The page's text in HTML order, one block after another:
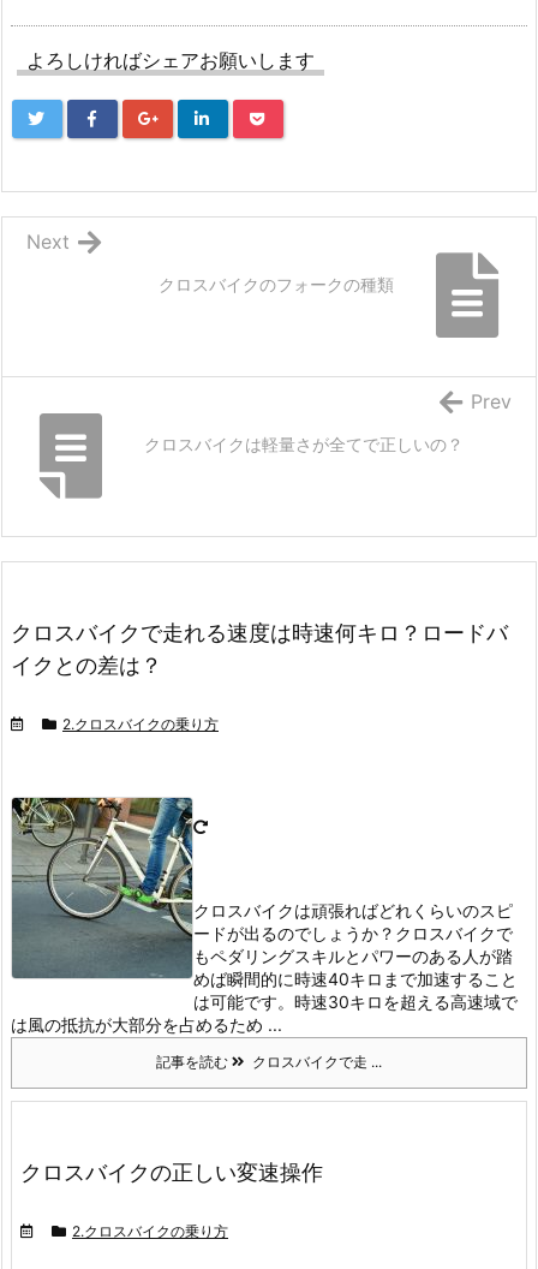
よろしければシェアお願いします
クロスバイクのフォークの種類
Next
クロスバイクは軽量さが全てで正しいの？
Prev
クロスバイクで走れる速度は時速何キロ？ロードバ
イクとの差は？
2.クロスバイクの乗り方
クロスバイクは頑張ればどれくらいのスピ
ードが出るのでしょうか？ クロスバイクで
もペダリングスキルとパワーのある人が踏
めば瞬間的に時速40キロまで加速すること
は可能です。 時速30キロを超える高速域で
は風の抵抗が大部分を占めるため ...
記事を読む クロスバイクで走 ...
クロスバイクの正しい変速操作
2.クロスバイクの乗り方